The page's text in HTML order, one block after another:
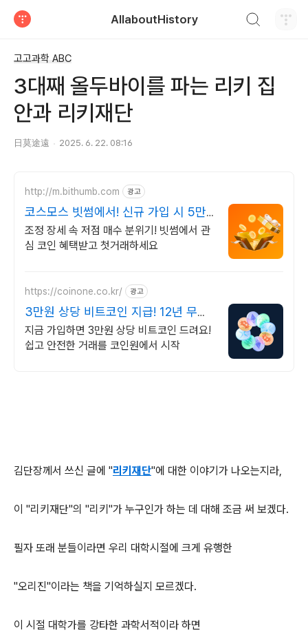
AllaboutHistory
고고과학 ABC
3대째 올두바이를 파는 리키 집
안과 리키재단
日莫途遠 2025. 6. 22. 08:16
http://m.bithumb.com 광고
코스모스 빗썸에서! 신규 가입 시 5만
원 혜택
조정 장세 속 저점 매수 분위기! 빗썸에서 관
심 코인 혜택받고 첫거래하세요
https://coinone.co.kr/ 광고
3만원 상당 비트코인 지급! 12년 무사
고 거래소
지금 가입하면 3만원 상당 비트코인 드려요!
쉽고 안전한 거래를 코인원에서 시작
김단장께서 쓰신 글에 "리키재단"에 대한 이야기가 나오는지라,
이 "리키재단"의 "리키"가 누구인가 하는 데 대해 조금 써 보겠다.
필자 또래 분들이라면 우리 대학시절에 크게 유행한
"오리진"이라는 책을 기억하실지 모르겠다.
이 시절 대학가를 강타한 과학서적이라 하면